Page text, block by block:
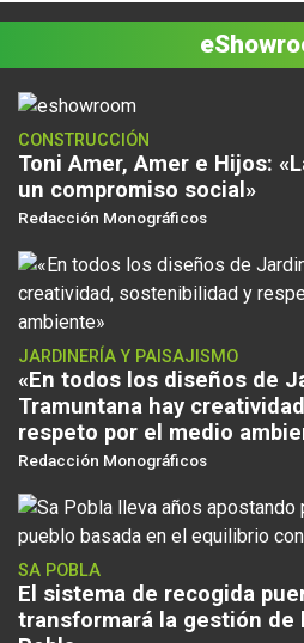
CONSTRUCCIÓN
Toni Amer, Amer e Hijos:
un compromiso social»
Redacción Monográficos
JARDINERÍA Y PAISAJISMO
«En todos los diseños de
Tramuntana hay
respeto por el medio
Redacción Monográficos
SA POBLA
El sistema de recogida
transformará la gestión de